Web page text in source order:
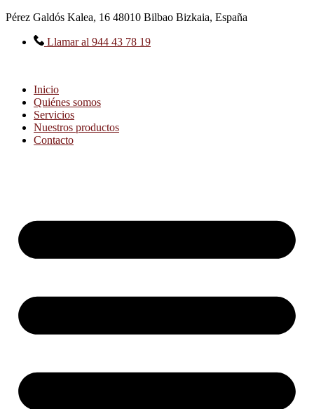
Ir
contenido
Pérez Galdós Kalea, 16 48010 Bilbao Bizkaia, España
Llamar al 944 43 78 19
Inicio
Quiénes somos
Servicios
Nuestros productos
Contacto